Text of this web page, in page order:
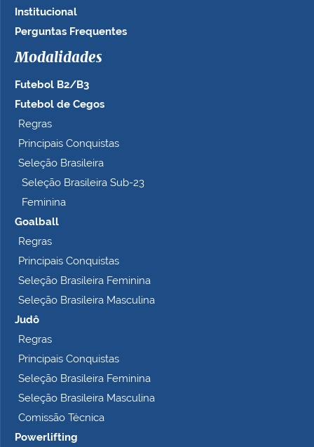
a
n
o
o
m
e
t
Institucional
Perguntas Frequentes
Modalidades
Futebol B2/B3
Futebol de Cegos
Regras
Principais Conquistas
Seleção Brasileira
Seleção Brasileira Sub-23
Feminina
Goalball
Regras
Principais Conquistas
Seleção Brasileira Feminina
Seleção Brasileira Masculina
Judô
Regras
Principais Conquistas
Seleção Brasileira Feminina
Seleção Brasileira Masculina
Comissão Técnica
Powerlifting